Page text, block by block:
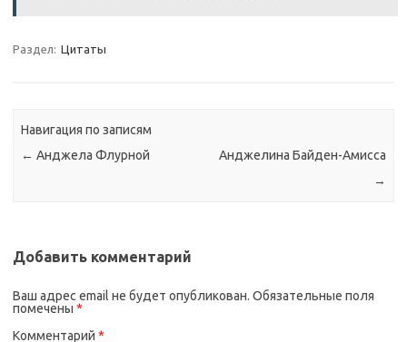
Раздел: Цитаты
Навигация по записям
← Анджела Флурной
Анджелина Байден-Амисса
→
Добавить комментарий
Ваш адрес email не будет опубликован. Обязательные поля
помечены *
Комментарий *